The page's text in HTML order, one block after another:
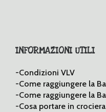
INFORMAZIONI UTILI
-Condizioni VLV
-Come raggiungere la
-Come raggiungere la
-Cosa portare in crociera